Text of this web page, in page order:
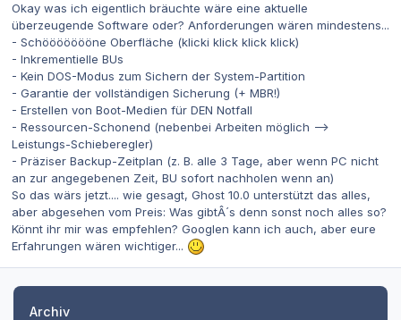
Okay was ich eigentlich bräuchte wäre eine aktuelle
überzeugende Software oder? Anforderungen wären mindestens...
- Schöööööööne Oberfläche (klicki klick klick klick)
- Inkrementielle BUs
- Kein DOS-Modus zum Sichern der System-Partition
- Garantie der vollständigen Sicherung (+ MBR!)
- Erstellen von Boot-Medien für DEN Notfall
- Ressourcen-Schonend (nebenbei Arbeiten möglich -->
Leistungs-Schieberegler)
- Präziser Backup-Zeitplan (z. B. alle 3 Tage, aber wenn PC nicht
an zur angegebenen Zeit, BU sofort nachholen wenn an)
So das wärs jetzt.... wie gesagt, Ghost 10.0 unterstützt das alles,
aber abgesehen vom Preis: Was gibtÂ´s denn sonst noch alles so?
Könnt ihr mir was empfehlen? Googlen kann ich auch, aber eure
Erfahrungen wären wichtiger...
Archiv